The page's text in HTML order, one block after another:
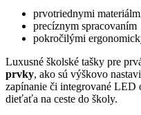
prvotriednymi
precíznym spracovaním
pokročilými
Luxusné školské tašky pre
prvky, ako sú výškovo
zapínanie či integrované LED
dieťaťa na ceste do školy.